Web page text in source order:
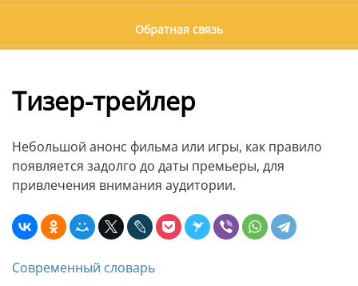
Обратная связь
Тизер-трейлер
Небольшой анонс фильма или игры, как правило
появляется задолго до даты премьеры, для
привлечения внимания аудитории.
Современный словарь